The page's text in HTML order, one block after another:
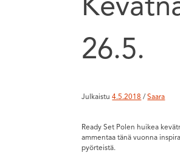
26.5.
Julkaistu4.5.2018 /Saara
Ready Set Polen huikea
ammentaa tänä vuonna
pyörteistä.